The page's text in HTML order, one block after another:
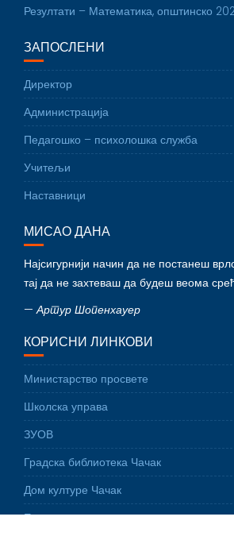
Резултати – Математика, општинско
ЗАПОСЛЕНИ
Директор
Администрација
Педагошко – психолошка служба
Учитељи
Наставници
МИСАО ДАНА
Најсигурнији начин да не постанеш
тај да не захтеваш да будеш веома
—Артур Шопенхауер
КОРИСНИ ЛИНКОВИ
Министарство просвете
Школска управа
ЗУОВ
Градска библиотека Чачак
Дом културе Чачак
Електронски дневник